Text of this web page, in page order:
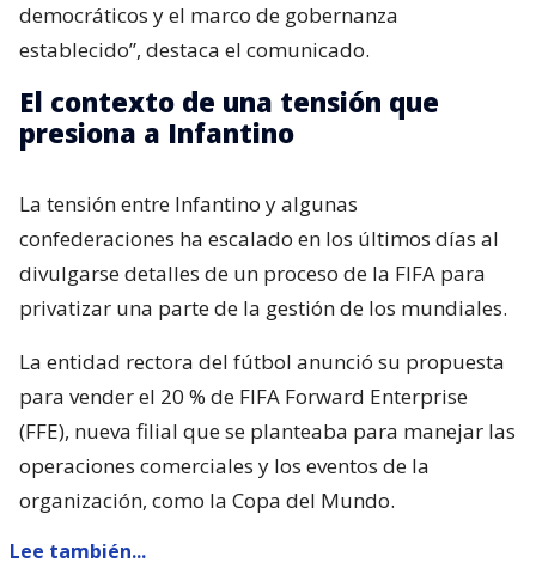
democráticos y el marco de gobernanza
establecido”, destaca el comunicado.
El contexto de una tensión que
presiona a Infantino
La tensión entre Infantino y algunas
confederaciones ha escalado en los últimos días al
divulgarse detalles de un proceso de la FIFA para
privatizar una parte de la gestión de los mundiales.
La entidad rectora del fútbol anunció su propuesta
para vender el 20 % de FIFA Forward Enterprise
(FFE), nueva filial que se planteaba para manejar las
operaciones comerciales y los eventos de la
organización, como la Copa del Mundo.
Lee también...